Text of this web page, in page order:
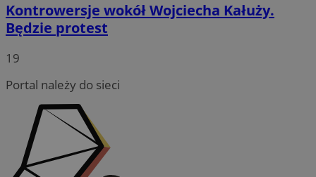
Kontrowersje wokół Wojciecha Kałuży.
Będzie protest
19
Portal należy do sieci